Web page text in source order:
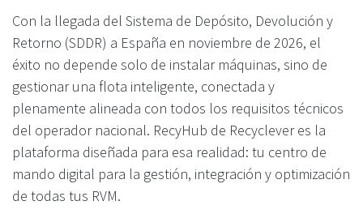
Con la llegada del Sistema de Depósito, Devolución y
Retorno (SDDR) a España en noviembre de 2026, el
éxito no depende solo de instalar máquinas, sino de
gestionar una flota inteligente, conectada y
plenamente alineada con todos los requisitos técnicos
del operador nacional. RecyHub de Recyclever es la
plataforma diseñada para esa realidad: tu centro de
mando digital para la gestión, integración y optimización
de todas tus RVM.